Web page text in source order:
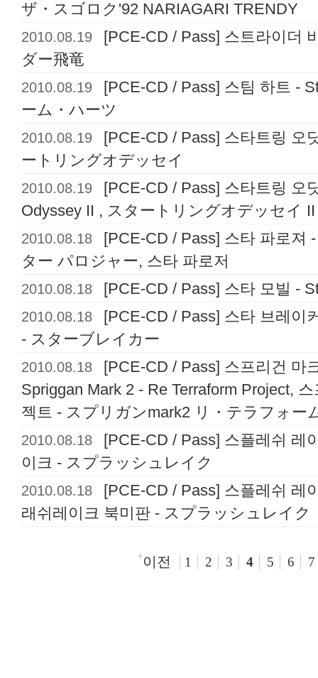
ザ・スゴロク'92 NARIAGARI TRENDY
2010.08.19
[PCE-CD / Pass] 스트라이더
ダー飛竜
2010.08.19
[PCE-CD / Pass] 스팀 하트 -
ーム・ハーツ
2010.08.19
[PCE-CD / Pass] 스타트링 오
ートリングオデッセイ
2010.08.19
[PCE-CD / Pass] 스타트링 오
Odyssey II , スタートリングオデッセイ
2010.08.18
[PCE-CD / Pass] 스타 파로져
ター パロジャー, 스타 파로저
2010.08.18 [PCE-CD / Pass] 스타 모빌 -
2010.08.18
[PCE-CD / Pass] 스타 브레이
- スターブレイカー
2010.08.18
[PCE-CD / Pass] 스프리건 마
Spriggan Mark 2 - Re Terraform Project,
젝트 - スプリガンmark2 リ・テラフォー
2010.08.18
[PCE-CD / Pass] 스플레쉬 레
이크 - スプラッシュレイク
2010.08.18
[PCE-CD / Pass] 스플레쉬 레
래쉬레이크 북미판 - スプラッシュレイク
이전 1 2 3 4 5 6 7